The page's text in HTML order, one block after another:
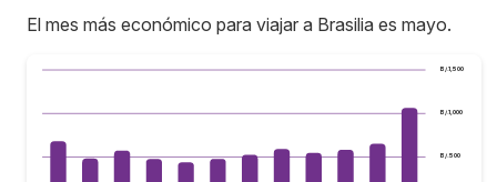
El mes más económico para viajar a Brasilia es mayo.
B/.500
B/.1,000
B/.1,500